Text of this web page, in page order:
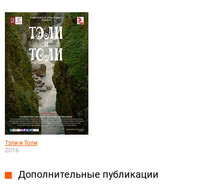
Тэли и Толи
2016
Дополнительные публикации